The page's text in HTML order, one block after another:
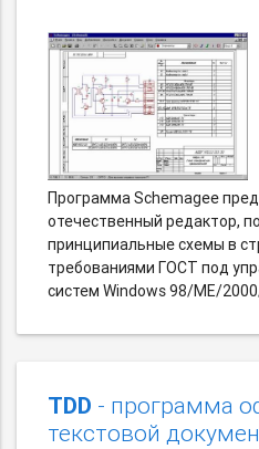
Программа Schemagee
отечественный редактор,
принципиальные схемы в
требованиями ГОСТ под
систем Windows 98/ME/
TDD - программа
текстовой